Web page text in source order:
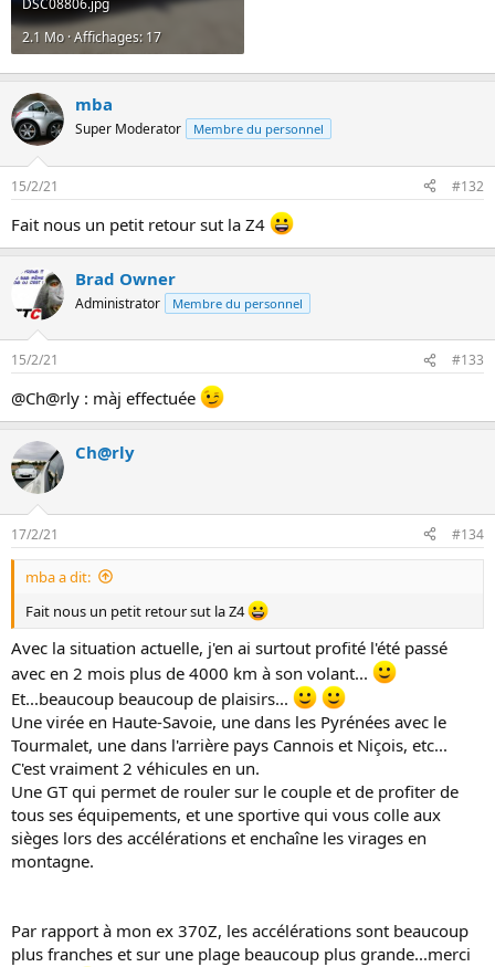
2.1 Mo · Affichages: 17
mba
Super Moderator Membre du personnel
15/2/21 #132
Fait nous un petit retour sut la Z4
Brad Owner
Administrator Membre du personnel
15/2/21 #133
@Ch@rly : màj effectuée
Ch@rly
17/2/21 #134
mba a dit:
Fait nous un petit retour sut la Z4
Avec la situation actuelle, j'en ai surtout profité l'été passé
avec en 2 mois plus de 4000 km à son volant...
Et...beaucoup beaucoup de plaisirs...
Une virée en Haute-Savoie, une dans les Pyrénées avec le
Tourmalet, une dans l'arrière pays Cannois et Niçois, etc...
C'est vraiment 2 véhicules en un.
Une GT qui permet de rouler sur le couple et de profiter de
tous ses équipements, et une sportive qui vous colle aux
sièges lors des accélérations et enchaîne les virages en
montagne.
Par rapport à mon ex 370Z, les accélérations sont beaucoup
plus franches et sur une plage beaucoup plus grande...merci